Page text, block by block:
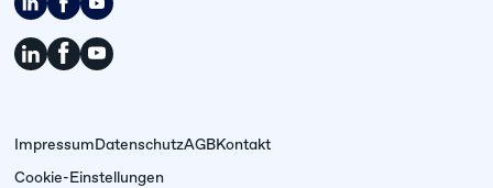
ImpressumDatenschutzAGBKontakt
Cookie-Einstellungen